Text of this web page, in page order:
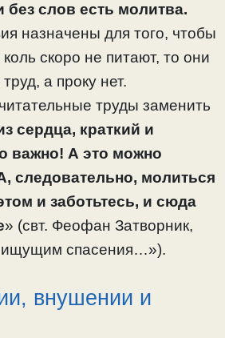
без слов есть молитва.
назначены для того, чтобы
коль скоро не питают, то они
а проку нет.
труды заменить
сердца, краткий и
важно! А это можно
следовательно, молиться
и заботьтесь, и сюда
» (свт. Феофан Затворник,
спасения…»).
внушении и